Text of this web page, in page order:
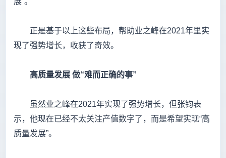
正是基于以上这些布局，帮助业之峰在2021年里实
现了强势增长，收获了奇效。
高质量发展 做“难而正确的事”
虽然业之峰在2021年实现了强势增长，但张钧表
示，他现在已经不太关注产值数字了，而是希望实现“高
质量发展”。